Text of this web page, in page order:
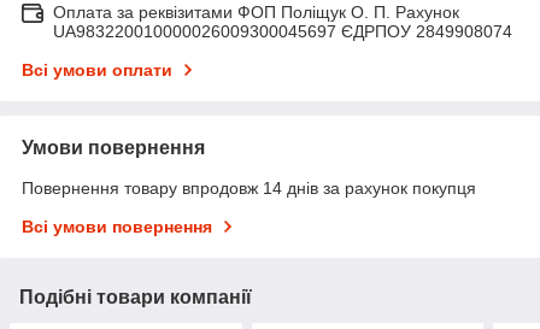
Оплата за реквізитами ФОП Поліщук О. П. Рахунок
UA983220010000026009300045697 ЄДРПОУ 2849908074
Всі умови оплати
Умови повернення
Повернення товару впродовж 14 днів за рахунок покупця
Всі умови повернення
Подібні товари компанії